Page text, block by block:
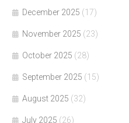
December 2025 (17)
November 2025 (23)
October 2025 (28)
September 2025 (15)
August 2025 (32)
July 2025 (26)